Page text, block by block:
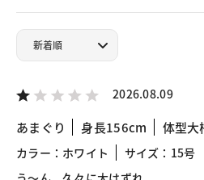
2026.08.09
あまぐり 身長156cm 体型大
カラー：ホワイト
サイズ：15号